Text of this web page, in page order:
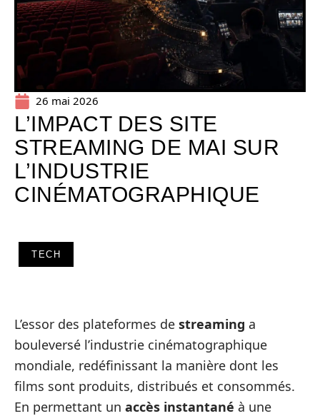
26 mai 2026
L’IMPACT DES SITE
STREAMING DE MAI SUR
L’INDUSTRIE
CINÉMATOGRAPHIQUE
TECH
L’essor des plateformes de streaming a
bouleversé l’industrie cinématographique
mondiale, redéfinissant la manière dont les
films sont produits, distribués et consommés.
En permettant un accès instantané à une